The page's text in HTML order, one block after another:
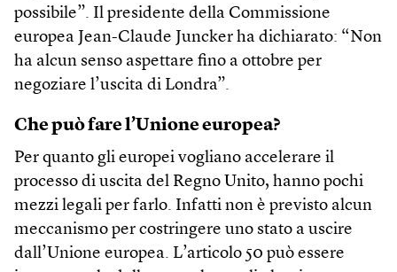
possibile”. Il presidente della Commissione
europea Jean-Claude Juncker ha dichiarato: “Non
ha alcun senso aspettare fino a ottobre per
negoziare l’uscita di Londra”.
Che può fare l’Unione europea?
Per quanto gli europei vogliano accelerare il
processo di uscita del Regno Unito, hanno pochi
mezzi legali per farlo. Infatti non è previsto alcun
meccanismo per costringere uno stato a uscire
dall’Unione europea. L’articolo 50 può essere